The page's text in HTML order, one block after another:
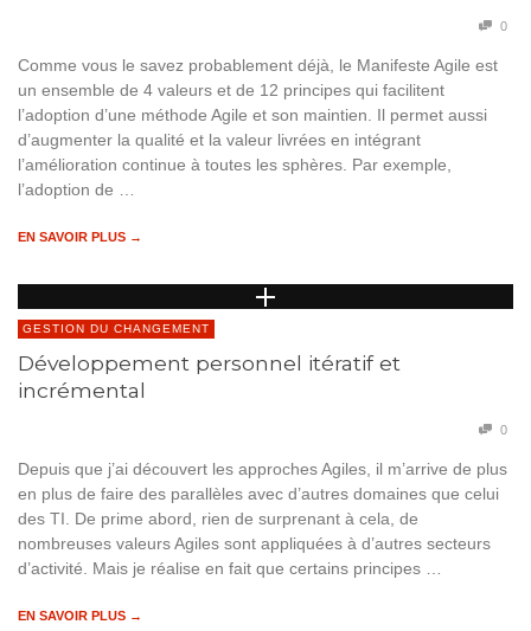
0
Comme vous le savez probablement déjà, le Manifeste Agile est
un ensemble de 4 valeurs et de 12 principes qui facilitent
l’adoption d’une méthode Agile et son maintien. Il permet aussi
d’augmenter la qualité et la valeur livrées en intégrant
l’amélioration continue à toutes les sphères. Par exemple,
l’adoption de …
EN SAVOIR PLUS →
GESTION DU CHANGEMENT
Développement personnel itératif et
incrémental
0
Depuis que j’ai découvert les approches Agiles, il m’arrive de plus
en plus de faire des parallèles avec d’autres domaines que celui
des TI. De prime abord, rien de surprenant à cela, de
nombreuses valeurs Agiles sont appliquées à d’autres secteurs
d’activité. Mais je réalise en fait que certains principes …
EN SAVOIR PLUS →